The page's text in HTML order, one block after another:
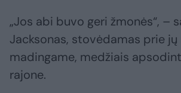
„Jos abi buvo geri žmonės“, –
Jacksonas, stovėdamas prie jų
madingame, medžiais
rajone.